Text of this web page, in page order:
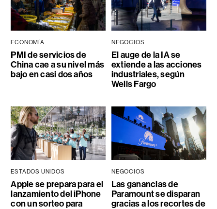
ECONOMÍA
PMI de servicios de
China cae a su nivel más
bajo en casi dos años
NEGOCIOS
El auge de la IA se
extiende a las acciones
industriales, según
Wells Fargo
ESTADOS UNIDOS
Apple se prepara para el
lanzamiento del iPhone
con un sorteo para
NEGOCIOS
Las ganancias de
Paramount se disparan
gracias a los recortes de